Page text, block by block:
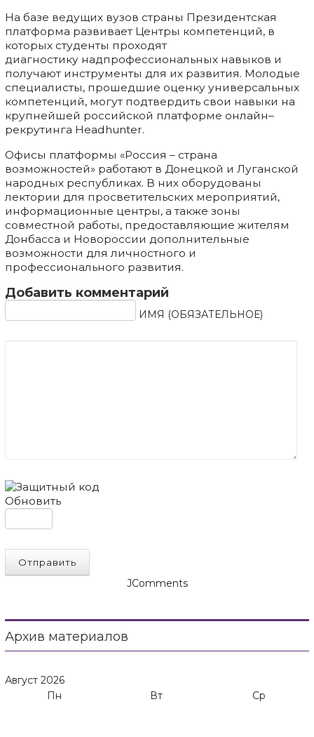
На базе ведущих вузов страны Президентская
платформа развивает Центры компетенций, в
которых студенты проходят
диагностику надпрофессиональных навыков и
получают инструменты для их развития. Молодые
специалисты, прошедшие оценку универсальных
компетенций, могут подтвердить свои навыки на
крупнейшей российской платформе онлайн–
рекрутинга Headhunter.
Офисы платформы «Россия – страна
возможностей» работают в Донецкой и Луганской
народных республиках. В них оборудованы
лектории для просветительских мероприятий,
информационные центры, а также зоны
совместной работы, предоставляющие жителям
Донбасса и Новороссии дополнительные
возможности для личностного и
профессионального развития.
Добавить комментарий
ИМЯ (ОБЯЗАТЕЛЬНОЕ)
Обновить
Отправить
JComments
Архив материалов
Август 2026
Пн
Вт Ср